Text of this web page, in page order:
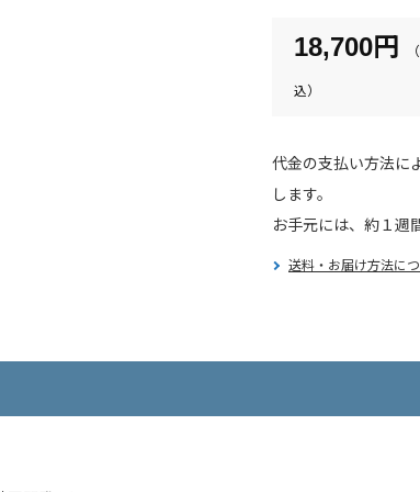
18,700円
代金の支払い方法に
します。
お手元には、約１週
送料・お届け方法に